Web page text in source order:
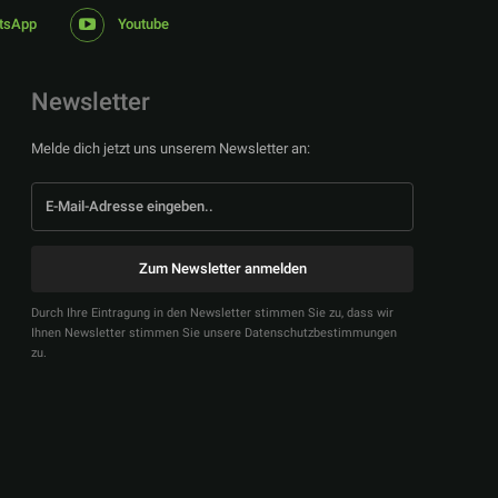
Youtube
Newsletter
Melde dich jetzt uns unserem Newsletter an:
Zum Newsletter anmelden
Durch Ihre Eintragung in den Newsletter stimmen Sie zu, dass wir
Ihnen Newsletter stimmen Sie unsere Datenschutzbestimmungen
zu.